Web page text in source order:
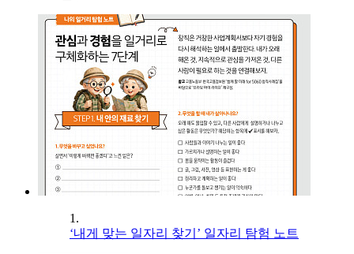
1.
‘내게 맞는 일자리 찾기’ 일자리 탐험 노트